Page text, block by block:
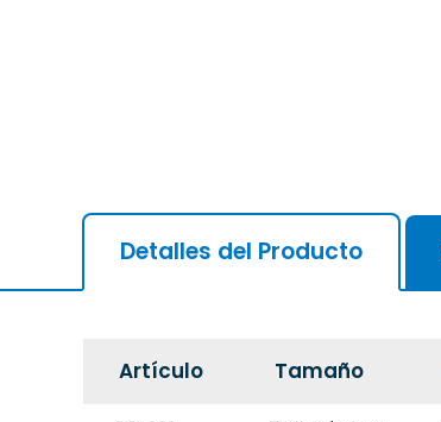
Detalles del Producto
Artículo Tamaño